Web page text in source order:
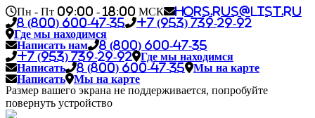
Пн - Пт 09:00 - 18:00 МСК
hors.rus@list.ru
8 (800) 600-47-35
+7 (953) 739-29-92
Где мы находимся
Написать нам
8 (800) 600-47-35
+7 (953) 739-29-92
Где мы находимся
Написать
8 (800) 600-47-35
Мы на карте
Написать
Мы на карте
Размер вашего экрана не поддерживается, попробуйте
повернуть устройство